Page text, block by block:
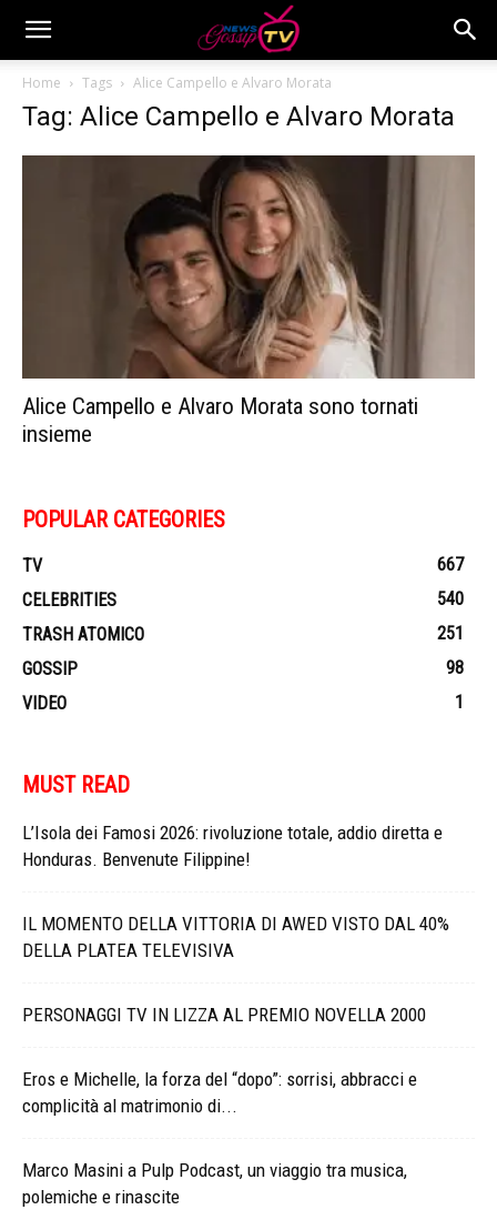
Home Tags Alice Campello e Alvaro Morata
Tag: Alice Campello e Alvaro Morata
Alice Campello e Alvaro Morata sono tornati
insieme
POPULAR CATEGORIES
TV
667
CELEBRITIES
540
TRASH ATOMICO
251
GOSSIP
98
VIDEO
1
MUST READ
L’Isola dei Famosi 2026: rivoluzione totale, addio diretta e
Honduras. Benvenute Filippine!
IL MOMENTO DELLA VITTORIA DI AWED VISTO DAL 40%
DELLA PLATEA TELEVISIVA
PERSONAGGI TV IN LIZZA AL PREMIO NOVELLA 2000
Eros e Michelle, la forza del “dopo”: sorrisi, abbracci e
complicità al matrimonio di...
Marco Masini a Pulp Podcast, un viaggio tra musica,
polemiche e rinascite